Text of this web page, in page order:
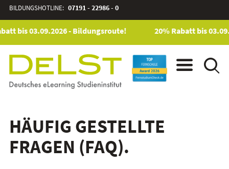
BILDUNGSHOTLINE: 07191 - 22986 - 0
bis 03.09.2026 - Bildungsroute! 20% Rabatt bis
HÄUFIG GESTELLTE
FRAGEN (FAQ).